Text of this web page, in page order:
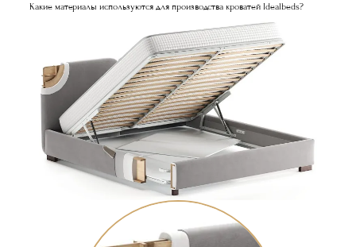
Какие материалы используются для производства кроватей Idealbeds?